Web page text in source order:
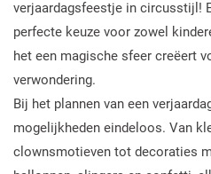
verjaardagsfeestje in circusstijl!
perfecte keuze voor zowel
het een magische sfeer creëert
verwondering.
Bij het plannen van een
mogelijkheden eindeloos. Van
clownsmotieven tot decoraties